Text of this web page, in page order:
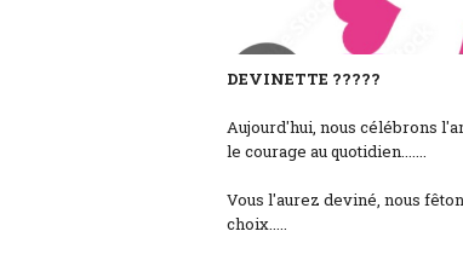
DEVINETTE ?????
Aujourd'hui, nous célébrons
le courage au quotidien.......
Vous l'aurez deviné, nous
choix.....